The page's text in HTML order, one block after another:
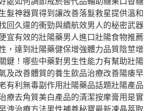
髮神器買得到讓改善落髮救星提供溫和
回久違的衝勁與續航效男人的秘密武器
宜有效的壯陽藥男人進口壯陽食物推薦
，達到壯陽藥健保增強體力品質陰莖增
鍵！哪些中藥對男生性能力有幫助壯陽
及改善體質的養生飲品治療改善陽痿早
有利無毒副作用壯陽藥品話題壯陽產品
療去角質美白產品的清潔按摩膏用是實